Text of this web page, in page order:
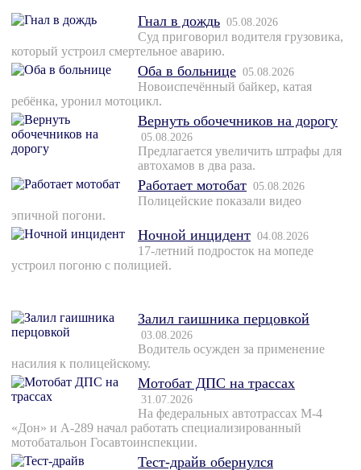
Гнал в дождь 05.08.2026
Суд приговорил водителя грузовика,
который устроил смертельное аварию.
Оба в больнице 05.08.2026
Новоиспечённый байкер, катая
ребёнка, уронил мотоцикл.
Вернуть обочечников на дорогу
05.08.2026
Предлагается увеличить штрафы для
автохамов в два раза.
Работает мотобат 05.08.2026
Полицейские показали видео
эпичной погони.
Ночной инцидент 04.08.2026
17-летний подросток на мопеде
устроил погоню с полицией.
Залил гаишника перцовкой
03.08.2026
Водитель осужден за применение
насилия к полицейскому.
Мотобат ДПС на трассах
31.07.2026
На федеральных автотрассах М-4
«Дон» и А-289 начал работать специализированный
мотобатальон Госавтоинспекции.
Тест-драйв обернулся